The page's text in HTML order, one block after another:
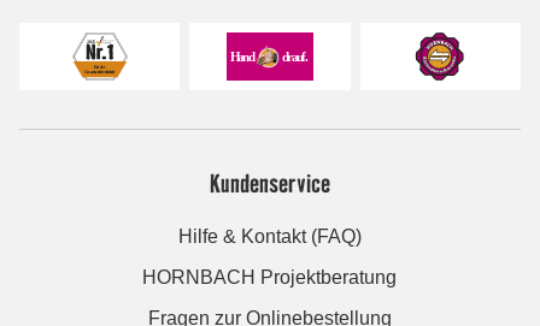
Kundenservice
Hilfe & Kontakt (FAQ)
HORNBACH Projektberatung
Fragen zur Onlinebestellung